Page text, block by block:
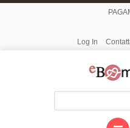
Log In